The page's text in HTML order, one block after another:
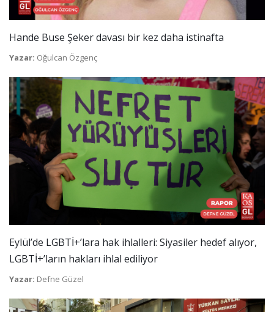
Hande Buse Şeker davası bir kez daha istinafta
Yazar: Oğulcan Özgenç
Eylül’de LGBTİ+’lara hak ihlalleri: Siyasiler hedef alıyor,
LGBTİ+’ların hakları ihlal ediliyor
Yazar: Defne Güzel